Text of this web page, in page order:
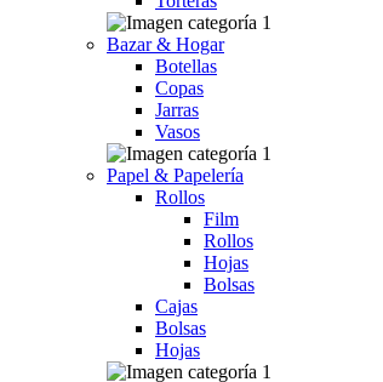
Bazar & Hogar
Botellas
Copas
Jarras
Vasos
Papel & Papelería
Rollos
Film
Rollos
Hojas
Bolsas
Cajas
Bolsas
Hojas